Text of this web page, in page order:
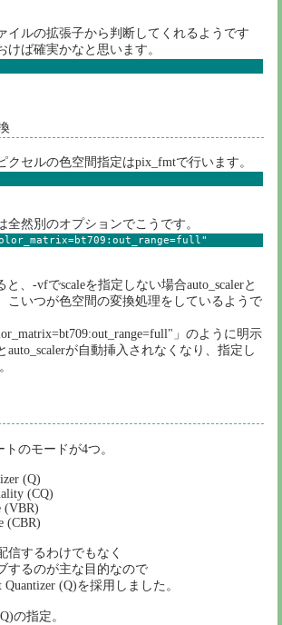
イルの拡張子から判断してくれるようです
けば確実かなと思います。
クセルの色空間指定はpix_fmtで行います。
全然別のオプションでこうです。
、-vfでscaleを指定しない場合auto_scalerと
こいつが色空間の変換処理をしているようで
」のように明示
auto_scalerが自動挿入されなくなり、指定し
のモードが4つ。
(Q)
(CQ)
(VBR)
(CBR)
信するわけでもなく
するのが主な目的なので
(Q)を採用しました。
の指定。